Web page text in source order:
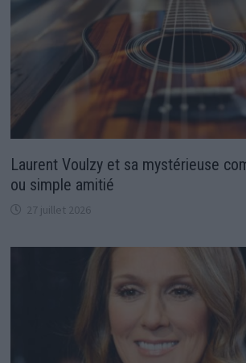
Laurent Voulzy et sa mystérieuse
ou simple amitié
27 juillet 2026